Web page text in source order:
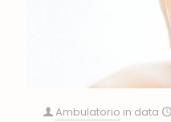
Ambulatorio in data